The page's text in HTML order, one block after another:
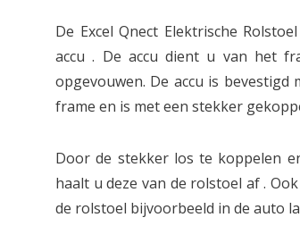
De Excel Qnect Elektrische
accu . De accu dient u van het
opgevouwen. De accu is
frame en is met een stekker
Door de stekker los te koppelen
haalt u deze van de rolstoel af .
de rolstoel bijvoorbeeld in de auto